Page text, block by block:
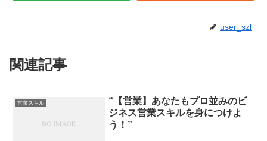
user_szl
関連記事
営業スキル
“【営業】あなたもプロ並みのビ
ジネス営業スキルを身につけよ
う！”